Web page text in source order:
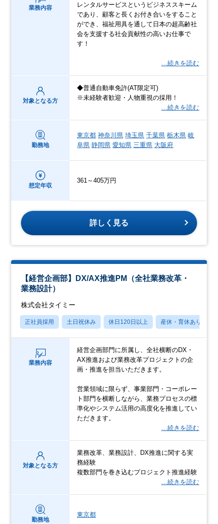
業務内容
レンタルサービスというビジネススキーム
であり、顧客と長くお付き合いをすること
ができ、福祉用具を通して日本の超高齢社
会を支援する社会貢献性の高いお仕事で
す！
…続きを読む
対象となる方
◆普通自動車免許(AT限定可)
※未経験者歓迎・人物重視の採用！
…続きを読む
勤務地
東京都 神奈川県 埼玉県 千葉県 栃木県 岐
阜県 静岡県 愛知県 三重県 大阪府
想定年収
361～405万円
詳しく見る
【経営企画部】DX/AX推進PM（全社業務改革・
業務設計）
株式会社タイミー
正社員採用 土日祝休み 休日120日以上 産休・育休あり
業務内容
経営企画部門に所属し、全社横断のDX・
AX推進および業務改革プロジェクトの企
画・推進を担当いただきます。
営業領域に限らず、事業部門・コーポレー
ト部門を横断しながら、業務プロセスの標
準化やシステム活用の高度化を推進してい
ただきます。
…続きを読む
対象となる方
業務改革、業務設計、DX推進に関する実
務経験
複数部門を巻き込むプロジェクト推進経験
…続きを読む
勤務地
東京都